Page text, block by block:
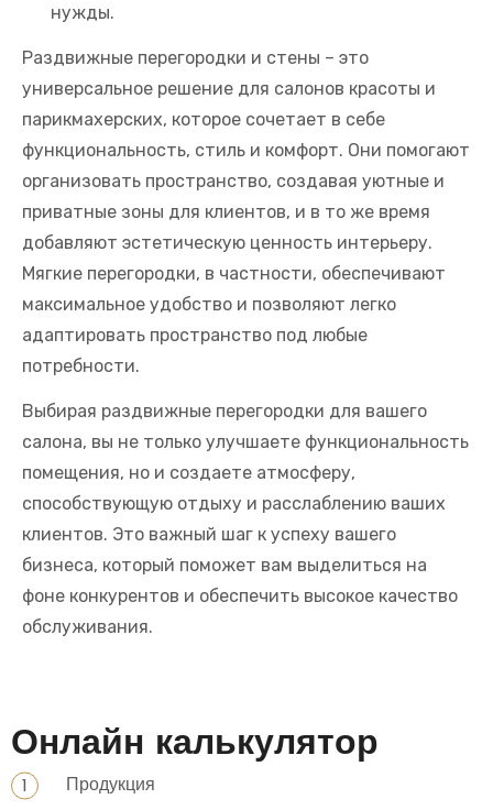
нужды.
Раздвижные перегородки и стены – это
универсальное решение для салонов красоты и
парикмахерских, которое сочетает в себе
функциональность, стиль и комфорт. Они помогают
организовать пространство, создавая уютные и
приватные зоны для клиентов, и в то же время
добавляют эстетическую ценность интерьеру.
Мягкие перегородки, в частности, обеспечивают
максимальное удобство и позволяют легко
адаптировать пространство под любые
потребности.
Выбирая раздвижные перегородки для вашего
салона, вы не только улучшаете функциональность
помещения, но и создаете атмосферу,
способствующую отдыху и расслаблению ваших
клиентов. Это важный шаг к успеху вашего
бизнеса, который поможет вам выделиться на
фоне конкурентов и обеспечить высокое качество
обслуживания.
Онлайн калькулятор
Продукция